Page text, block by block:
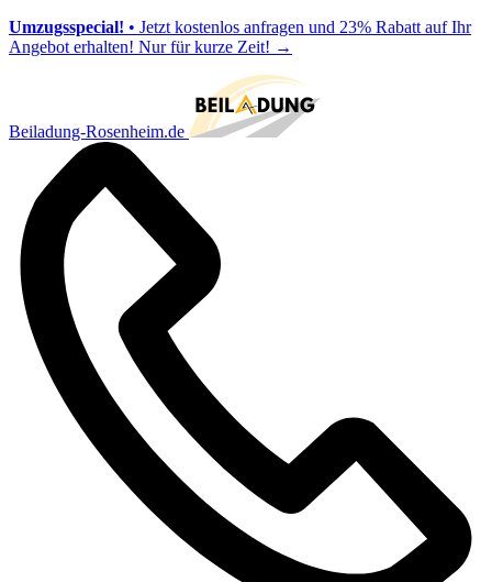
Umzugsspecial! • Jetzt kostenlos anfragen und 23% Rabatt auf Ihr
Angebot erhalten! Nur für kurze Zeit! →
Beiladung-Rosenheim.de